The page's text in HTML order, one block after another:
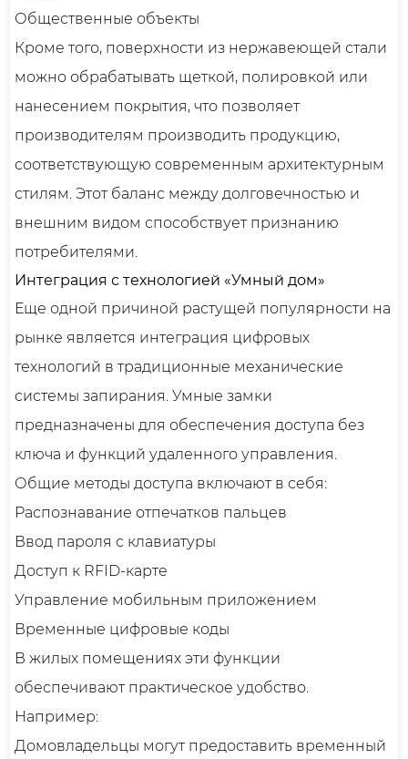
Общественные объекты
Кроме того, поверхности из нержавеющей стали
можно обрабатывать щеткой, полировкой или
нанесением покрытия, что позволяет
производителям производить продукцию,
соответствующую современным архитектурным
стилям. Этот баланс между долговечностью и
внешним видом способствует признанию
потребителями.
Интеграция с технологией «Умный дом»
Еще одной причиной растущей популярности на
рынке является интеграция цифровых
технологий в традиционные механические
системы запирания. Умные замки
предназначены для обеспечения доступа без
ключа и функций удаленного управления.
Общие методы доступа включают в себя:
Распознавание отпечатков пальцев
Ввод пароля с клавиатуры
Доступ к RFID-карте
Управление мобильным приложением
Временные цифровые коды
В жилых помещениях эти функции
обеспечивают практическое удобство.
Например:
Домовладельцы могут предоставить временный